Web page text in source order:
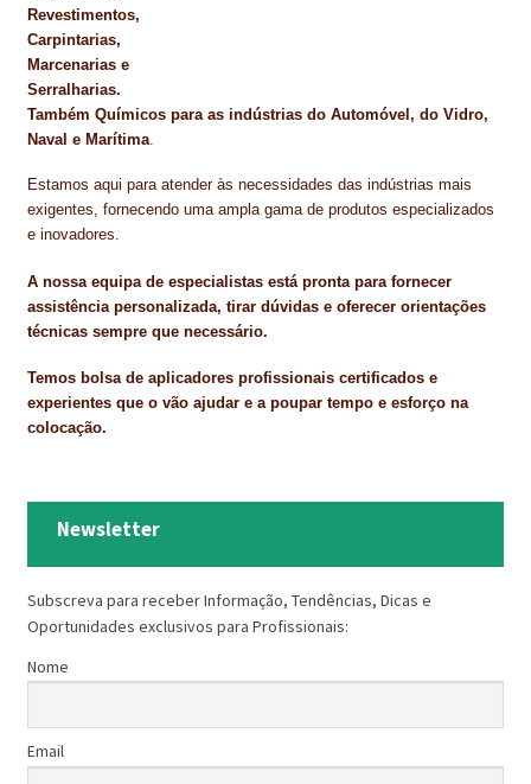
Revestimentos,
Carpintarias,
Marcenarias e
Serralharias.
Também Químicos para as indústrias do Automóvel, do Vidro,
Naval e Marítima.
Estamos aqui para atender às necessidades das indústrias mais
exigentes, fornecendo uma ampla gama de produtos especializados
e inovadores.
A nossa equipa de especialistas está pronta para fornecer
assistência personalizada, tirar dúvidas e oferecer orientações
técnicas sempre que necessário.
Temos bolsa de aplicadores profissionais certificados e
experientes que o vão ajudar e a poupar tempo e esforço na
colocação.
Newsletter
Subscreva para receber Informação, Tendências, Dicas e
Oportunidades exclusivos para Profissionais:
Nome
Email